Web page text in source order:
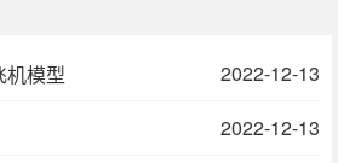
机模型
2022-12-13
2022-12-13